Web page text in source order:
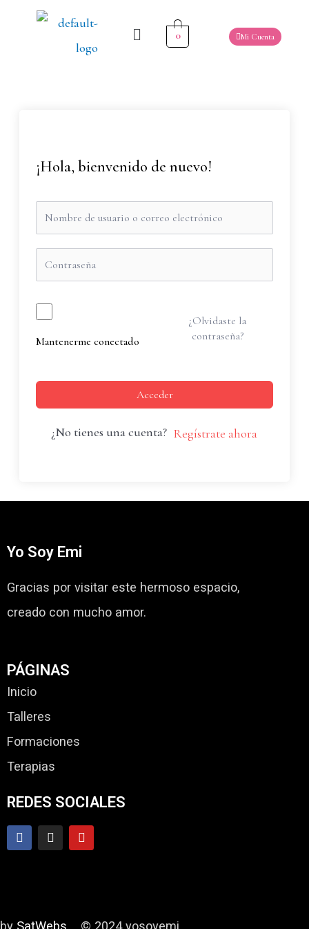
0 Mi Cuenta
¡Hola, bienvenido de nuevo!
Mantenerme conectado
¿Olvidaste la
contraseña?
Acceder
¿No tienes una cuenta? Regístrate ahora
Yo Soy Emi
Gracias por visitar este hermoso espacio,
creado con mucho amor.
PÁGINAS
Inicio
Talleres
Formaciones
Terapias
REDES SOCIALES
by SatWebs © 2024 yosoyemi.